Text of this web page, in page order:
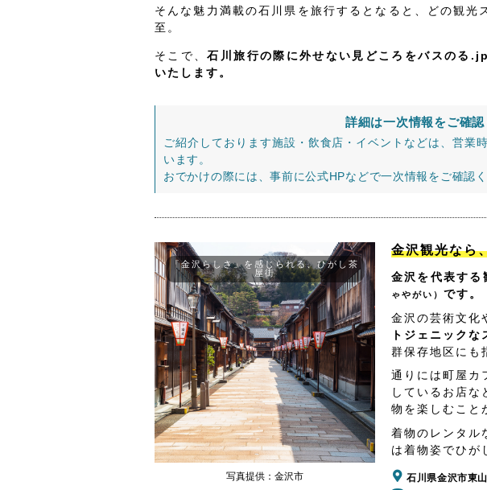
そんな魅力満載の石川県を旅行するとなると、どの観
至。
そこで、石川旅行の際に外せない見どころをバスのる
いたします。
詳細は一次情報をご確
ご紹介しております施設・飲食店・イベントなどは、営業
います。
おでかけの際には、事前に公式HPなどで一次情報をご確認く
「金沢らしさ」を感じられる、ひがし茶
屋街
写真提供：金沢市
金沢観光なら
金沢を代表する
ゃやがい） です。
金沢の芸術文化
トジェニックな
群保存地区にも
通りには町屋カ
しているお店
物を楽しむこと
着物のレンタル
は着物姿でひが
石川県金沢市東山